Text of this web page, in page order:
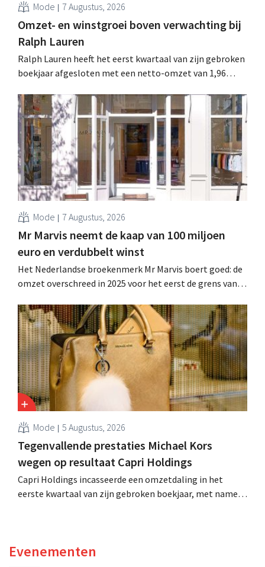
Mode 7 Augustus, 2026
Omzet- en winstgroei boven verwachting bij
Ralph Lauren
Ralph Lauren heeft het eerst kwartaal van zijn gebroken
boekjaar afgesloten met een netto-omzet van 1,96
is dan een jaar eerder. Na die beter dan verwachte start
verhoogt het bedrijf ook zijn vooruitzichten voor het
volledige boekjaar.
Mode 7 Augustus, 2026
Mr Marvis neemt de kaap van 100 miljoen
euro en verdubbelt winst
Het Nederlandse broekenmerk Mr Marvis boert goed: de
omzet overschreed in 2025 voor het eerst de grens van
marketinginvesteringen blijken te lonen.
Mode 5 Augustus, 2026
Tegenvallende prestaties Michael Kors
wegen op resultaat Capri Holdings
Capri Holdings incasseerde een omzetdaling in het
eerste kwartaal van zijn gebroken boekjaar, met name
Evenementen